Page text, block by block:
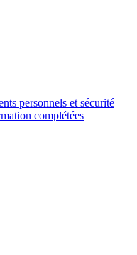
personnels et sécurité
complétées